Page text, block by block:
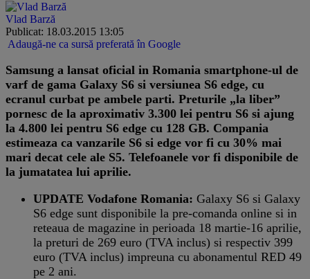
Vlad Barză
Publicat: 18.03.2015 13:05
Adaugă-ne ca sursă preferată în Google
​Samsung a lansat oficial in Romania smartphone-ul de
varf de gama Galaxy S6 si versiunea S6 edge, cu
ecranul curbat pe ambele parti. Preturile „la liber”
pornesc de la aproximativ 3.300 lei pentru S6 si ajung
la 4.800 lei pentru S6 edge cu 128 GB. Compania
estimeaza ca vanzarile S6 si edge vor fi cu 30% mai
mari decat cele ale S5. Telefoanele vor fi disponibile de
la jumatatea lui aprilie.
UPDATE Vodafone Romania: Galaxy S6 si Galaxy
S6 edge sunt disponibile la pre-comanda online si in
reteaua de magazine in perioada 18 martie-16 aprilie,
la preturi de 269 euro (TVA inclus) si respectiv 399
euro (TVA inclus) impreuna cu abonamentul RED 49
pe 2 ani.